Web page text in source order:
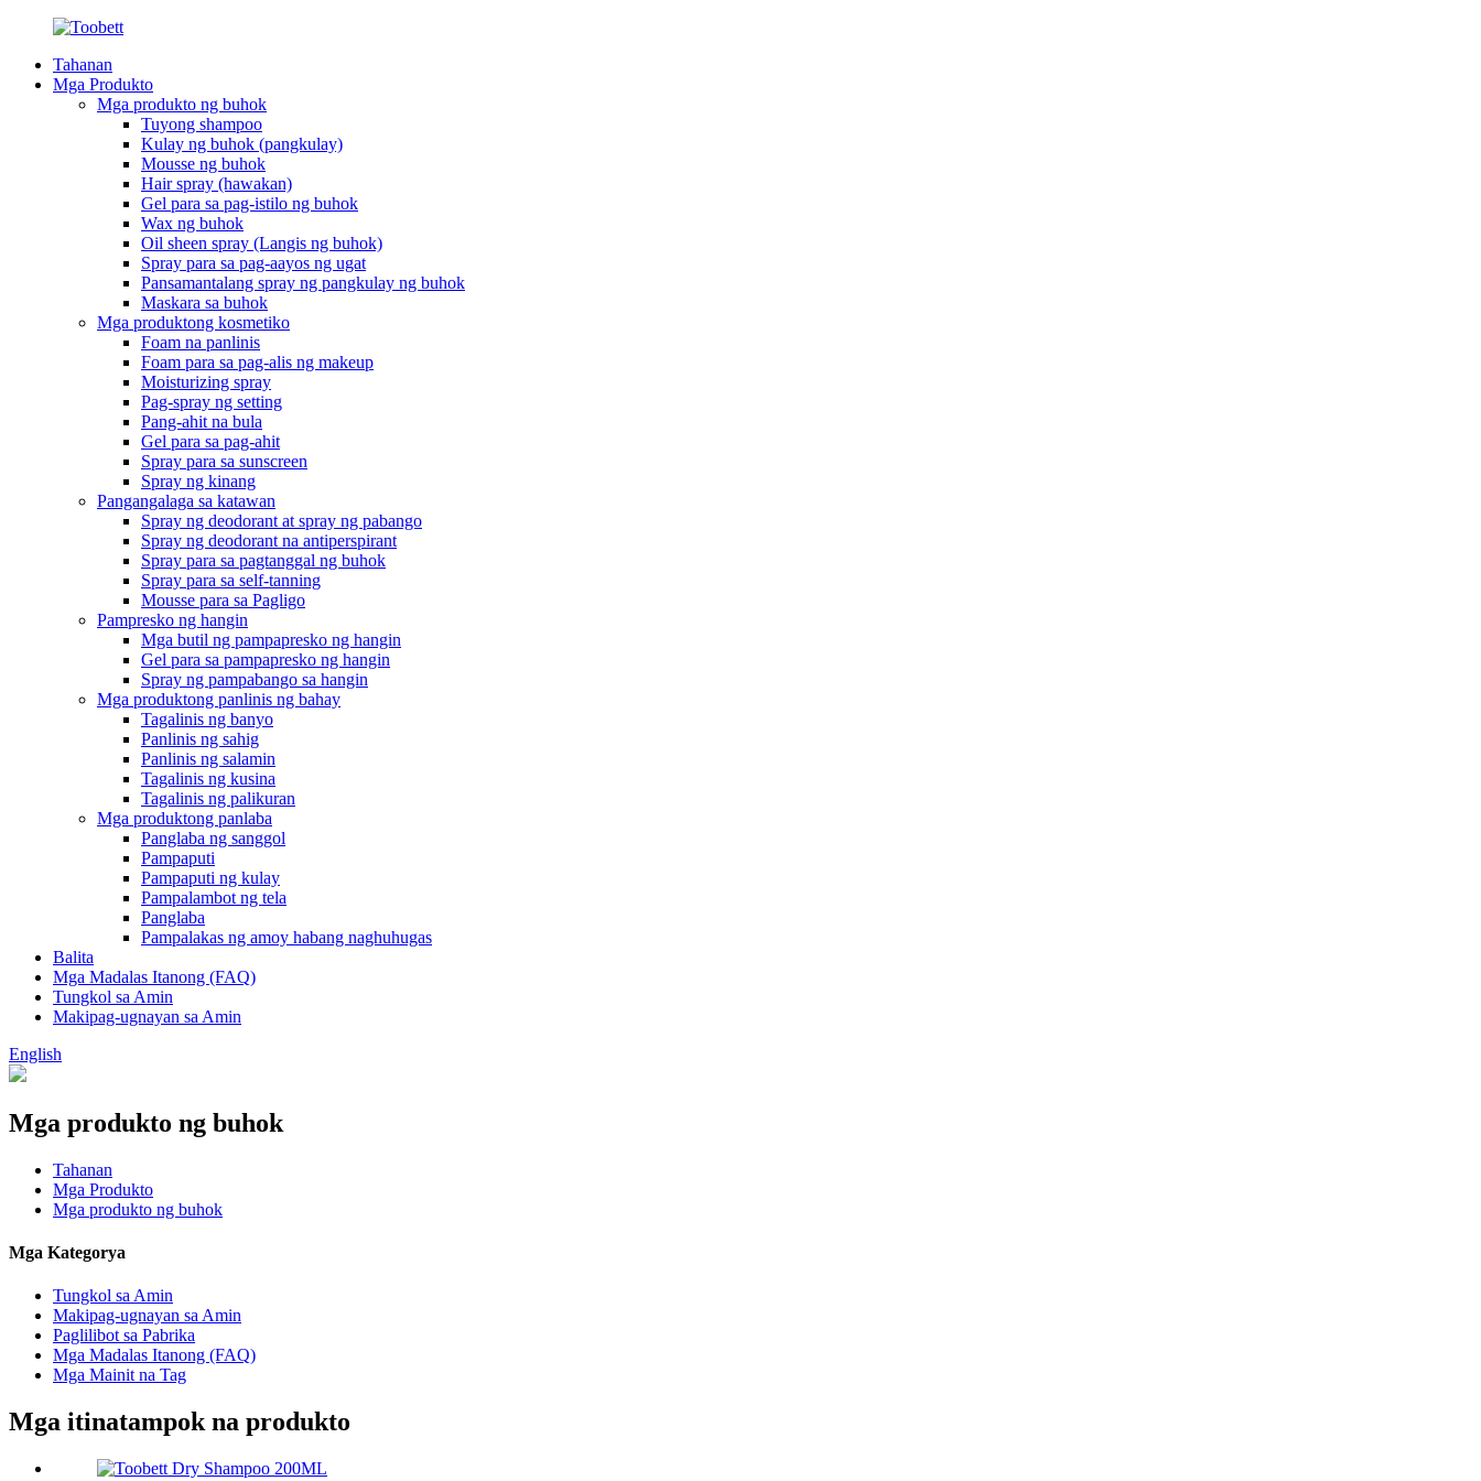
Tahanan
Mga Produkto
Mga produkto ng buhok
Tuyong shampoo
Kulay ng buhok (pangkulay)
Mousse ng buhok
Hair spray (hawakan)
Gel para sa pag-istilo ng buhok
Wax ng buhok
Oil sheen spray (Langis ng buhok)
Spray para sa pag-aayos ng ugat
Pansamantalang spray ng pangkulay ng buhok
Maskara sa buhok
Mga produktong kosmetiko
Foam na panlinis
Foam para sa pag-alis ng makeup
Moisturizing spray
Pag-spray ng setting
Pang-ahit na bula
Gel para sa pag-ahit
Spray para sa sunscreen
Spray ng kinang
Pangangalaga sa katawan
Spray ng deodorant at spray ng pabango
Spray ng deodorant na antiperspirant
Spray para sa pagtanggal ng buhok
Spray para sa self-tanning
Mousse para sa Pagligo
Pampresko ng hangin
Mga butil ng pampapresko ng hangin
Gel para sa pampapresko ng hangin
Spray ng pampabango sa hangin
Mga produktong panlinis ng bahay
Tagalinis ng banyo
Panlinis ng sahig
Panlinis ng salamin
Tagalinis ng kusina
Tagalinis ng palikuran
Mga produktong panlaba
Panglaba ng sanggol
Pampaputi
Pampaputi ng kulay
Pampalambot ng tela
Panglaba
Pampalakas ng amoy habang naghuhugas
Balita
Mga Madalas Itanong (FAQ)
Tungkol sa Amin
Makipag-ugnayan sa Amin
English
Mga produkto ng buhok
Tahanan
Mga Produkto
Mga produkto ng buhok
Mga Kategorya
Tungkol sa Amin
Makipag-ugnayan sa Amin
Paglilibot sa Pabrika
Mga Madalas Itanong (FAQ)
Mga Mainit na Tag
Mga itinatampok na produkto